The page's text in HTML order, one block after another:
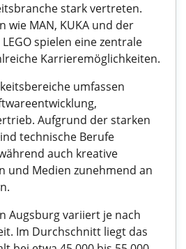
stark vertreten.
wie MAN, KUKA und der
spielen eine zentrale
Karrieremöglichkeiten.
umfassen
Aufgrund der starken
technische Berufe
auch kreative
und Medien zunehmend an
Augsburg variiert je nach
Im Durchschnitt liegt das